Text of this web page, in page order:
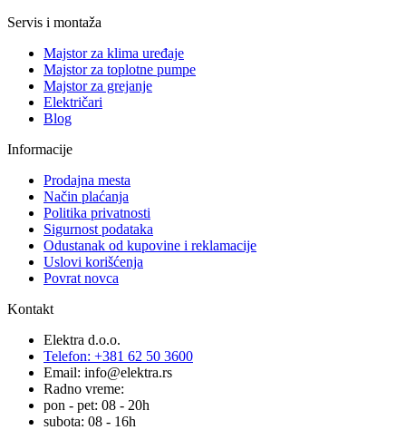
Servis i montaža
Majstor za klima uređaje
Majstor za toplotne pumpe
Majstor za grejanje
Električari
Blog
Informacije
Prodajna mesta
Način plaćanja
Politika privatnosti
Sigurnost podataka
Odustanak od kupovine i reklamacije
Uslovi korišćenja
Povrat novca
Kontakt
Elektra d.o.o.
Telefon: +381 62 50 3600
Email: info@elektra.rs
Radno vreme:
pon - pet: 08 - 20h
subota: 08 - 16h